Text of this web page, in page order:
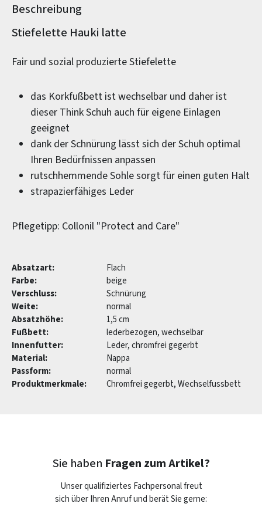
Beschreibung
Produktinformationen
Stiefelette Hauki latte
Fair und sozial produzierte Stiefelette
das Korkfußbett ist wechselbar und daher ist
dieser Think Schuh auch für eigene Einlagen
geeignet
dank der Schnürung lässt sich der Schuh optimal
Ihren Bedürfnissen anpassen
rutschhemmende Sohle sorgt für einen guten Halt
strapazierfähiges Leder
Pflegetipp: Collonil "Protect and Care"
Absatzart:
Flach
Farbe:
beige
Verschluss:
Schnürung
Weite:
normal
Absatzhöhe:
1,5 cm
Fußbett:
lederbezogen, wechselbar
Innenfutter:
Leder, chromfrei gegerbt
Material:
Nappa
Passform:
normal
Produktmerkmale:
Chromfrei gegerbt, Wechselfussbett
Sie haben Fragen zum Artikel?
Unser qualifiziertes Fachpersonal freut
sich über Ihren Anruf und berät Sie gerne: